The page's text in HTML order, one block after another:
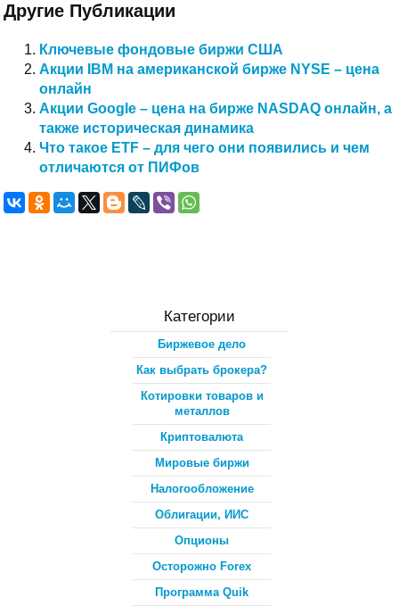
Другие Публикации
Ключевые фондовые биржи США
Акции IBM на американской бирже NYSE – цена
онлайн
Акции Google – цена на бирже NASDAQ онлайн, а
также историческая динамика
Что такое ETF – для чего они появились и чем
отличаются от ПИФов
Категории
Биржевое дело
Как выбрать брокера?
Котировки товаров и
металлов
Криптовалюта
Мировые биржи
Налогообложение
Облигации, ИИС
Опционы
Осторожно Forex
Программа Quik